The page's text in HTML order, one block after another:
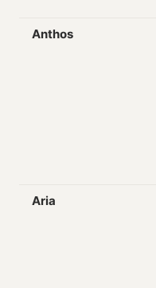
Anthos
Aria